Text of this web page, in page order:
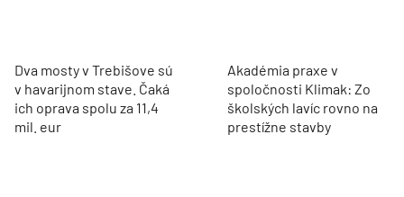
Dva mosty v Trebišove sú
v havarijnom stave. Čaká
ich oprava spolu za 11,4
mil. eur
Akadémia praxe v
spoločnosti Klimak: Zo
školských lavíc rovno na
prestížne stavby